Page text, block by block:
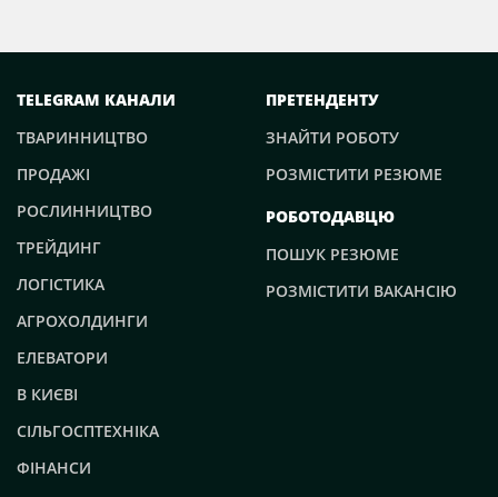
TELEGRAM КАНАЛИ
ТВАРИННИЦТВО
ПРОДАЖІ
РОСЛИННИЦТВО
ТРЕЙДИНГ
ЛОГІСТИКА
АГРОХОЛДИНГИ
ЕЛЕВАТОРИ
В КИЄВІ
СІЛЬГОСПТЕХНІКА
ФІНАНСИ
ПРЕТЕНДЕНТУ
ЗНАЙТИ РОБОТУ
РОЗМІСТИТИ РЕЗЮМЕ
РОБОТОДАВЦЮ
ПОШУК РЕЗЮМЕ
РОЗМІСТИТИ ВАКАНСІЮ